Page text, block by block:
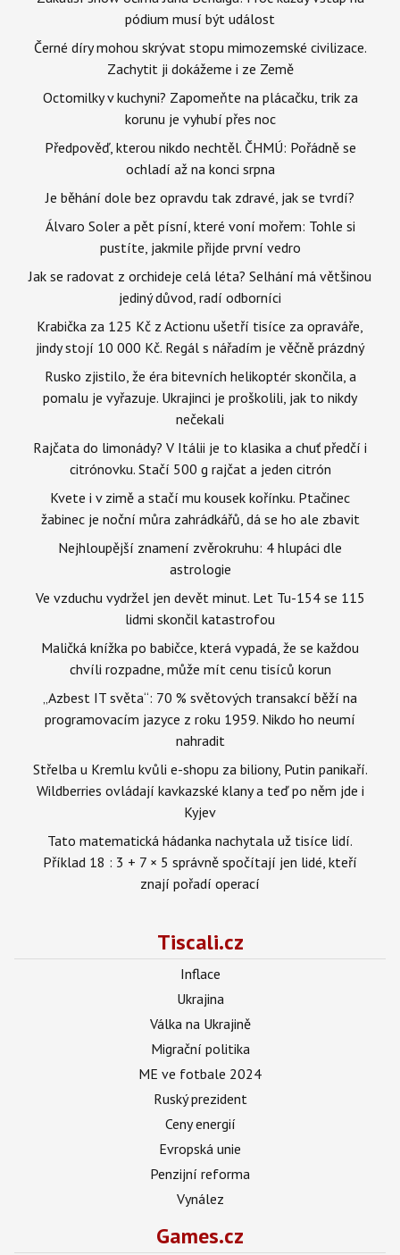
pódium musí být událost
Černé díry mohou skrývat stopu mimozemské civilizace.
Zachytit ji dokážeme i ze Země
Octomilky v kuchyni? Zapomeňte na plácačku, trik za
korunu je vyhubí přes noc
Předpověď, kterou nikdo nechtěl. ČHMÚ: Pořádně se
ochladí až na konci srpna
Je běhání dole bez opravdu tak zdravé, jak se tvrdí?
Álvaro Soler a pět písní, které voní mořem: Tohle si
pustíte, jakmile přijde první vedro
Jak se radovat z orchideje celá léta? Selhání má většinou
jediný důvod, radí odborníci
Krabička za 125 Kč z Actionu ušetří tisíce za opraváře,
jindy stojí 10 000 Kč. Regál s nářadím je věčně prázdný
Rusko zjistilo, že éra bitevních helikoptér skončila, a
pomalu je vyřazuje. Ukrajinci je proškolili, jak to nikdy
nečekali
Rajčata do limonády? V Itálii je to klasika a chuť předčí i
citrónovku. Stačí 500 g rajčat a jeden citrón
Kvete i v zimě a stačí mu kousek kořínku. Ptačinec
žabinec je noční můra zahrádkářů, dá se ho ale zbavit
Nejhloupější znamení zvěrokruhu: 4 hlupáci dle
astrologie
Ve vzduchu vydržel jen devět minut. Let Tu-154 se 115
lidmi skončil katastrofou
Maličká knížka po babičce, která vypadá, že se každou
chvíli rozpadne, může mít cenu tisíců korun
„Azbest IT světa“: 70 % světových transakcí běží na
programovacím jazyce z roku 1959. Nikdo ho neumí
nahradit
Střelba u Kremlu kvůli e-shopu za biliony, Putin panikaří.
Wildberries ovládají kavkazské klany a teď po něm jde i
Kyjev
Tato matematická hádanka nachytala už tisíce lidí.
Příklad 18 : 3 + 7 × 5 správně spočítají jen lidé, kteří
znají pořadí operací
Tiscali.cz
Inflace
Ukrajina
Válka na Ukrajině
Migrační politika
ME ve fotbale 2024
Ruský prezident
Ceny energií
Evropská unie
Penzijní reforma
Vynález
Games.cz